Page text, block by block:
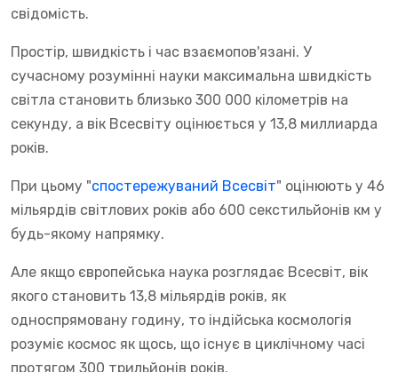
свідомість.
Простір, швидкість і час взаємопов'язані. У
сучасному розумінні науки максимальна швидкість
світла становить близько 300 000 кілометрів на
секунду, а вік Всесвіту оцінюється у 13,8 миллиарда
років.
При цьому "спостережуваний Всесвіт" оцінюють у 46
мільярдів світлових років або 600 секстильйонів км у
будь-якому напрямку.
Але якщо європейська наука розглядає Всесвіт, вік
якого становить 13,8 мільярдів років, як
односпрямовану годину, то індійська космологія
розуміє космос як щось, що існує в циклічному часі
протягом 300 трильйонів років.